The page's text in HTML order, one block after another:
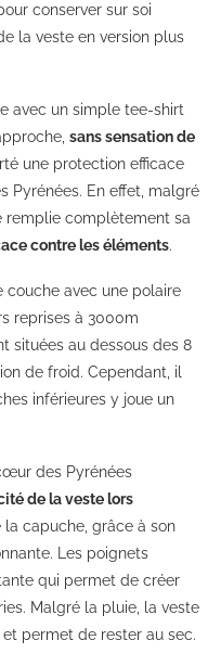
conserver sur soi
la veste en version plus
avec un simple tee-shirt
sans sensation de
une protection efficace
Pyrénées. En effet, malgré
complètement sa
contre les éléments.
couche avec une polaire
reprises à 3000m
situées au dessous des 8
de froid. Cependant, il
inférieures y joue un
des Pyrénées
de la veste lors
la capuche, grâce à son
Les poignets
qui permet de créer
Malgré la pluie, la veste
et permet de rester au sec.